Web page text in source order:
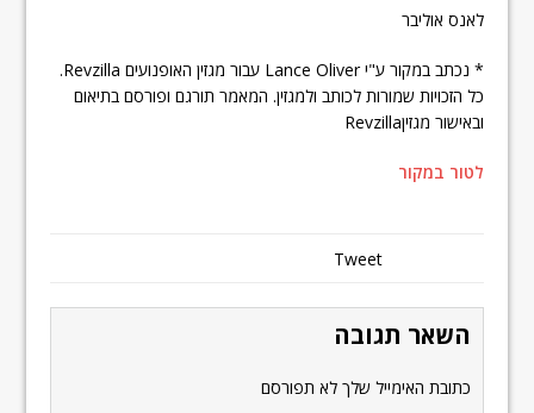
לאנס אוליבר
* נכתב במקור ע"י Lance Oliver עבור מגזין האופנועים Revzilla.
כל הזכויות שמורות לכותב ולמגזין. המאמר תורגם ופורסם בתיאום
ובאישור מגזיןRevzilla
לטור במקור
Tweet
השאר תגובה
כתובת האימייל שלך לא תפורסם